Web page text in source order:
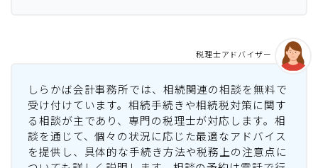
しらかば会計事務所では、相続関連の相談を無料で
受け付けています。相続手続きや相続税対策に関す
る相談が主であり、専門の税理士が対応します。相
談を通じて、個々の状況に応じた最適なアドバイス
を提供し、具体的な手続き方法や税務上の注意点に
税理士アドバイザー